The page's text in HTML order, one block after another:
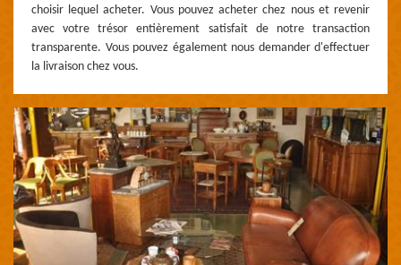
choisir lequel acheter. Vous pouvez acheter chez nous et revenir
avec votre trésor entièrement satisfait de notre transaction
transparente. Vous pouvez également nous demander d'effectuer
la livraison chez vous.